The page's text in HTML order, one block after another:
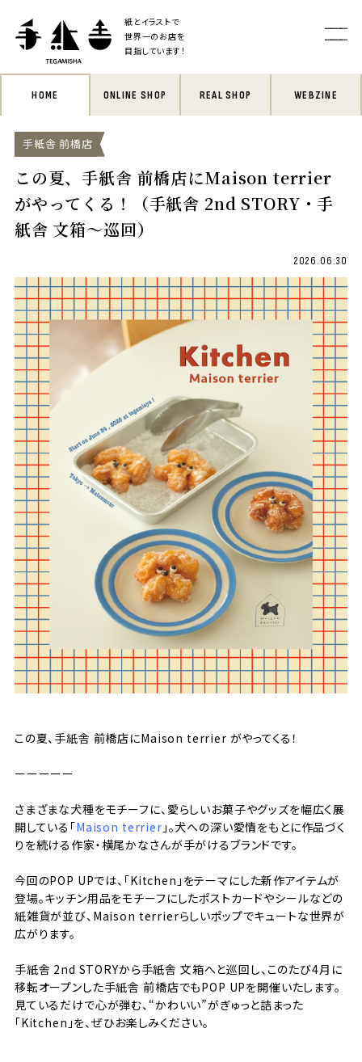
紙とイラストで
世界一のお店を
目指しています！
HOME ONLINE SHOP REAL SHOP WEBZINE
手紙舎 前橋店
この夏、手紙舎 前橋店にMaison terrier
がやってくる！（手紙舎 2nd STORY・手
紙舎 文箱〜巡回）
2026.06.30
この夏、手紙舎 前橋店にMaison terrier がやってくる！
ーーーーー
さまざまな犬種をモチーフに、愛らしいお菓子やグッズを幅広く展
開している「Maison terrier 」。犬への深い愛情をもとに作品づく
りを続ける作家・横尾かなさんが手がけるブランドです。
今回のPOP UPでは、「Kitchen」をテーマにした新作アイテムが
登場。キッチン用品をモチーフにしたポストカードやシールなどの
紙雑貨が並び、Maison terrierらしいポップでキュートな世界が
広がります。
手紙舎 2nd STORYから手紙舎 文箱へと巡回し、このたび4月に
移転オープンした手紙舎 前橋店でもPOP UPを開催いたします。
見ているだけで心が弾む、“かわいい”がぎゅっと詰まった
「Kitchen」を、ぜひお楽しみください。